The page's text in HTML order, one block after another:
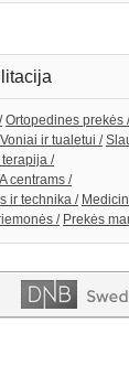
Ortopedines prekės /
Voniai ir tualetui /
terapija /
centrams /
ir technika /
/ Prekės